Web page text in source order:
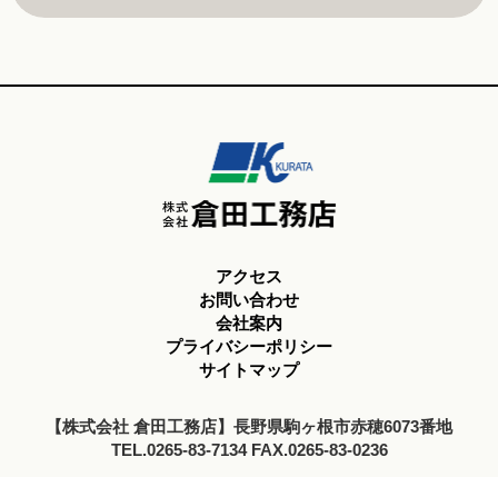
アクセス
お問い合わせ
会社案内
プライバシーポリシー
サイトマップ
【株式会社 倉田工務店】長野県駒ヶ根市赤穂6073番地
TEL.0265-83-7134 FAX.0265-83-0236